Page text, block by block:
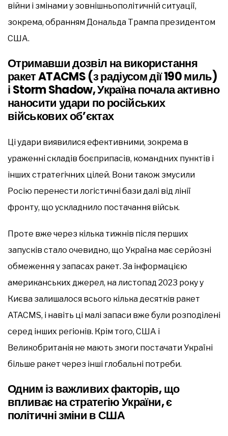
війни і змінами у зовнішньополітичній ситуації,
зокрема, обранням Дональда Трампа президентом
США.
Отримавши дозвіл на використання
ракет ATACMS (з радіусом дії 190 миль)
і Storm Shadow, Україна почала активно
наносити удари по російських
військових об’єктах
Ці удари виявилися ефективними, зокрема в
ураженні складів боєприпасів, командних пунктів і
інших стратегічних цілей. Вони також змусили
Росію перенести логістичні бази далі від лінії
фронту, що ускладнило постачання військ.
Проте вже через кілька тижнів після перших
запусків стало очевидно, що Україна має серйозні
обмеження у запасах ракет. За інформацією
американських джерел, на листопад 2023 року у
Києва залишалося всього кілька десятків ракет
ATACMS, і навіть ці малі запаси вже були розподілені
серед інших регіонів. Крім того, США і
Великобританія не мають змоги постачати Україні
більше ракет через інші глобальні потреби.
Одним із важливих факторів, що
впливає на стратегію України, є
політичні зміни в США